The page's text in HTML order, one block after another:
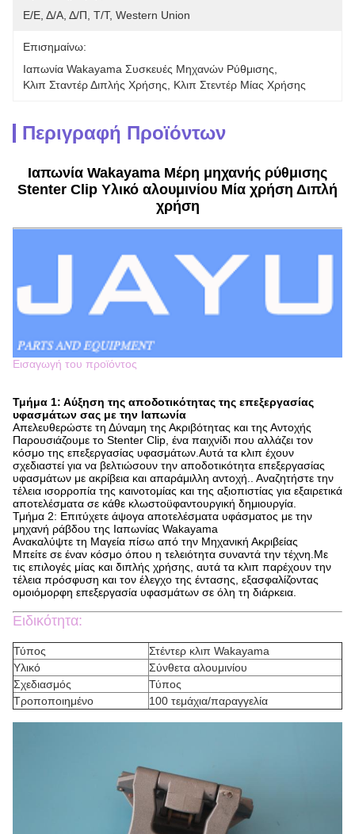
Ε/Ε, Δ/Α, Δ/Π, Τ/Τ, Western Union
Επισημαίνω:
Ιαπωνία Wakayama Συσκευές Μηχανών Ρύθμισης
Κλιπ Σταντέρ Διπλής Χρήσης
Κλιπ Στεντέρ Μίας Χρήσης
Περιγραφή Προϊόντων
Ιαπωνία Wakayama Μέρη μηχανής ρύθμισης
Stenter Clip Υλικό αλουμινίου Μία χρήση Διπλή
χρήση
Εισαγωγή του προϊόντος
Τμήμα 1: Αύξηση της αποδοτικότητας της επεξεργασίας
υφασμάτων σας με την Ιαπωνία
Απελευθερώστε τη Δύναμη της Ακριβότητας και της Αντοχής
Παρουσιάζουμε το Stenter Clip, ένα παιχνίδι που αλλάζει τον
κόσμο της επεξεργασίας υφασμάτων.Αυτά τα κλιπ έχουν
σχεδιαστεί για να βελτιώσουν την αποδοτικότητα επεξεργασίας
υφασμάτων με ακρίβεια και απαράμιλλη αντοχή.. Αναζητήστε την
τέλεια ισορροπία της καινοτομίας και της αξιοπιστίας για εξαιρετικά
αποτελέσματα σε κάθε κλωστοϋφαντουργική δημιουργία.
Τμήμα 2: Επιτύχετε άψογα αποτελέσματα υφάσματος με την
μηχανή ράβδου της Ιαπωνίας Wakayama
Ανακαλύψτε τη Μαγεία πίσω από την Μηχανική Ακριβείας
Μπείτε σε έναν κόσμο όπου η τελειότητα συναντά την τέχνη.Με
τις επιλογές μίας και διπλής χρήσης, αυτά τα κλιπ παρέχουν την
τέλεια πρόσφυση και τον έλεγχο της έντασης, εξασφαλίζοντας
ομοιόμορφη επεξεργασία υφασμάτων σε όλη τη διάρκεια.
Ειδικότητα:
Τύπος
Στέντερ κλιπ Wakayama
Υλικό
Σύνθετα αλουμινίου
Σχεδιασμός
Τύπος
Τροποποιημένο
100 τεμάχια/παραγγελία